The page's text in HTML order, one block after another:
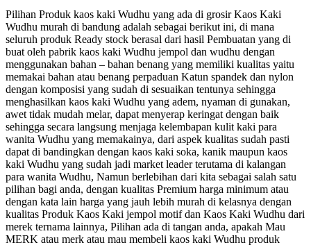
Pilihan Produk kaos kaki Wudhu yang ada di grosir Kaos Kaki
Wudhu murah di bandung adalah sebagai berikut ini, di mana
seluruh produk Ready stock berasal dari hasil Pembuatan yang di
buat oleh pabrik kaos kaki Wudhu jempol dan wudhu dengan
menggunakan bahan – bahan benang yang memiliki kualitas yaitu
memakai bahan atau benang perpaduan Katun spandek dan nylon
dengan komposisi yang sudah di sesuaikan tentunya sehingga
menghasilkan kaos kaki Wudhu yang adem, nyaman di gunakan,
awet tidak mudah melar, dapat menyerap keringat dengan baik
sehingga secara langsung menjaga kelembapan kulit kaki para
wanita Wudhu yang memakainya, dari aspek kualitas sudah pasti
dapat di bandingkan dengan kaos kaki soka, kanik maupun kaos
kaki Wudhu yang sudah jadi market leader terutama di kalangan
para wanita Wudhu, Namun berlebihan dari kita sebagai salah satu
pilihan bagi anda, dengan kualitas Premium harga minimum atau
dengan kata lain harga yang jauh lebih murah di kelasnya dengan
kualitas Produk Kaos Kaki jempol motif dan Kaos Kaki Wudhu dari
merek ternama lainnya, Pilihan ada di tangan anda, apakah Mau
MERK atau merk atau mau membeli kaos kaki Wudhu produk